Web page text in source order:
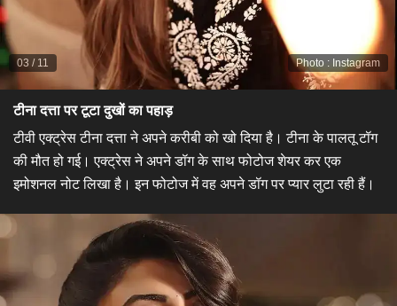
Photo : Instagram
03 / 11
टीना दत्ता पर टूटा दुखों का पहाड़
टीवी एक्ट्रेस टीना दत्ता ने अपने करीबी को खो दिया है। टीना के पालतू टॉग
की मौत हो गई। एक्ट्रेस ने अपने डॉग के साथ फोटोज शेयर कर एक
इमोशनल नोट लिखा है। इन फोटोज में वह अपने डॉग पर प्यार लुटा रही हैं।